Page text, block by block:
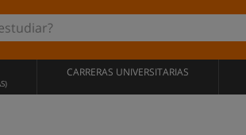
CARRERAS UNIVERSITARIAS